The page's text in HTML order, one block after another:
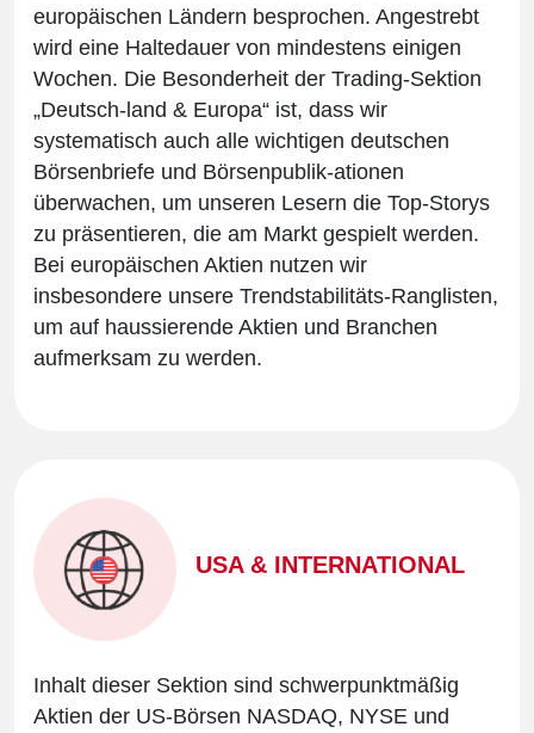
europäischen Ländern besprochen. Angestrebt
wird eine Haltedauer von mindestens einigen
Wochen. Die Besonderheit der Trading-Sektion
„Deutsch-land & Europa“ ist, dass wir
systematisch auch alle wichtigen deutschen
Börsenbriefe und Börsenpublik-ationen
überwachen, um unseren Lesern die Top-Storys
zu präsentieren, die am Markt gespielt werden.
Bei europäischen Aktien nutzen wir
insbesondere unsere Trendstabilitäts-Ranglisten,
um auf haussierende Aktien und Branchen
aufmerksam zu werden.
USA & INTERNATIONAL
Inhalt dieser Sektion sind schwerpunktmäßig
Aktien der US-Börsen NASDAQ, NYSE und